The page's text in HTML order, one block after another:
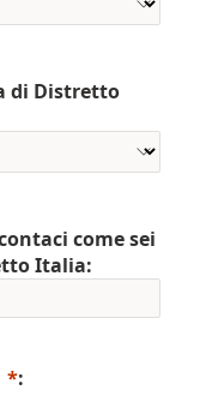
di Distretto
come sei
Italia:
*: